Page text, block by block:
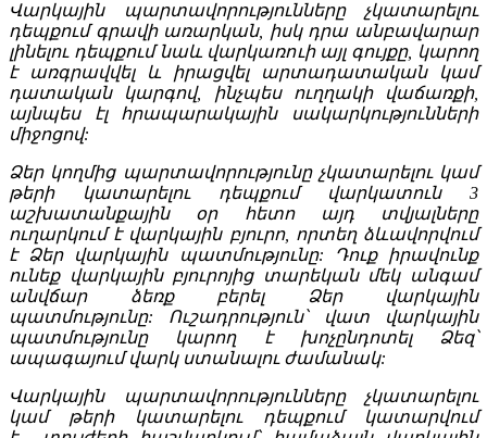
Վարկային պարտավորությունները չկատարելու
դեպքում գրավի առարկան, իսկ դրա անբավարար
լինելու դեպքում նաև վարկառուի այլ գույքը, կարող
է առգրավվել և իրացվել արտադատական կամ
դատական կարգով, ինչպես ուղղակի վաճառքի,
այնպես էլ հրապարակային սակարկությունների
միջոցով:
Ձեր կողմից պարտավորությունը չկատարելու կամ
թերի կատարելու դեպքում վարկատուն 3
աշխատանքային օր հետո այդ տվյալները
ուղարկում է վարկային բյուրո, որտեղ ձևավորվում
է Ձեր վարկային պատմությունը: Դուք իրավունք
ունեք վարկային բյուրոյից տարեկան մեկ անգամ
անվճար ձեռք բերել Ձեր վարկային
պատմությունը: Ուշադրություն՝ վատ վարկային
պատմությունը կարող է խոչընդոտել Ձեզ՝
ապագայում վարկ ստանալու ժամանակ:
Վարկային պարտավորությունները չկատարելու
կամ թերի կատարելու դեպքում կատարվում